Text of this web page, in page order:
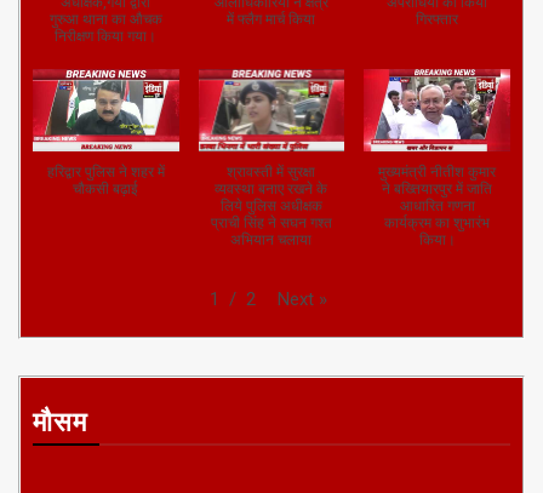
गुरुआ थाना का औचक
निरीक्षण किया गया।
में फ्लैग मार्च किया
गिरफ्तार
हरिद्वार पुलिस ने शहर में
चौकसी बढ़ाई
श्रावस्ती में सुरक्षा
व्यवस्था बनाए रखने के
लिये पुलिस अधीक्षक
प्राची सिंह ने सघन गश्त
अभियान चलाया
मुख्यमंत्री नीतीश कुमार
ने बख्तियारपुर में जाति
आधारित गणना
कार्यक्रम का शुभारंभ
किया।
1 / 2 Next »
मौसम